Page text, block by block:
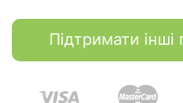
Підтримати інші